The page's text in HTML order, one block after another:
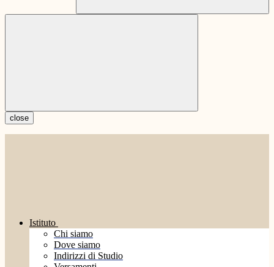
close
Istituto
Chi siamo
Dove siamo
Indirizzi di Studio